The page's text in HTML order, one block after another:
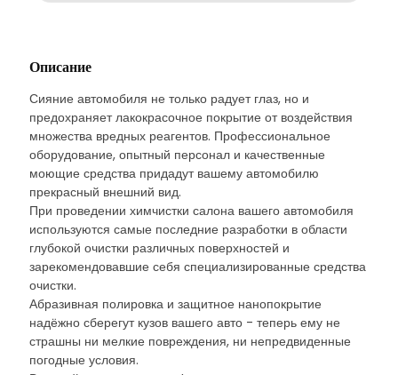
Описание
Сияние автомобиля не только радует глаз, но и
предохраняет лакокрасочное покрытие от воздействия
множества вредных реагентов. Профессиональное
оборудование, опытный персонал и качественные
моющие средства придадут вашему автомобилю
прекрасный внешний вид.
При проведении химчистки салона вашего автомобиля
используются самые последние разработки в области
глубокой очистки различных поверхностей и
зарекомендовавшие себя специализированные средства
очистки.
Абразивная полировка и защитное нанопокрытие
надёжно сберегут кузов вашего авто - теперь ему не
страшны ни мелкие повреждения, ни непредвиденные
погодные условия.